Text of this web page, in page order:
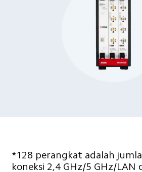
*128 perangkat adalah
koneksi 2,4 GHz/5 GHz/LAN